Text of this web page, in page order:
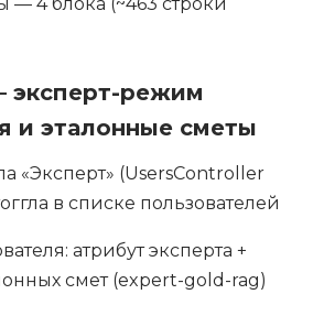
эксперт-режим
и эталонные сметы
«Эксперт» (UsersController
в списке пользователей
атрибут эксперта +
смет (expert-gold-rag)